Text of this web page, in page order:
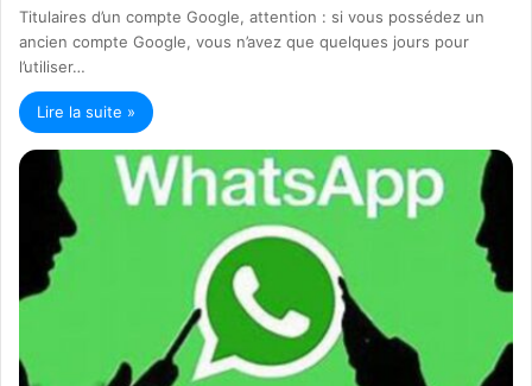
Titulaires d’un compte Google, attention : si vous possédez un
ancien compte Google, vous n’avez que quelques jours pour
l’utiliser…
Lire la suite »